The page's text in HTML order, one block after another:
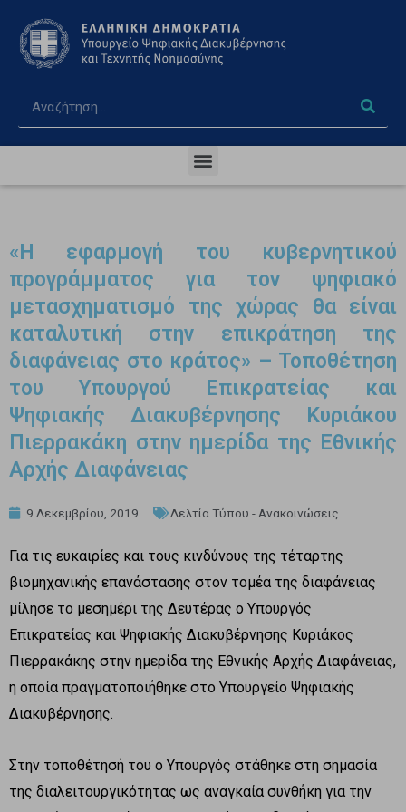
«Η εφαρμογή του κυβερνητικού
προγράμματος για τον ψηφιακό
μετασχηματισμό της χώρας θα είναι
καταλυτική στην επικράτηση της
διαφάνειας στο κράτος» – Τοποθέτηση
του Υπουργού Επικρατείας και
Ψηφιακής Διακυβέρνησης Κυριάκου
Πιερρακάκη στην ημερίδα της Εθνικής
Αρχής Διαφάνειας
9 Δεκεμβρίου, 2019 Δελτία Τύπου - Ανακοινώσεις
Για τις ευκαιρίες και τους κινδύνους της τέταρτης
βιομηχανικής επανάστασης στον τομέα της διαφάνειας
μίλησε το μεσημέρι της Δευτέρας ο Υπουργός
Επικρατείας και Ψηφιακής Διακυβέρνησης Κυριάκος
Πιερρακάκης στην ημερίδα της Εθνικής Αρχής Διαφάνειας,
η οποία πραγματοποιήθηκε στο Υπουργείο Ψηφιακής
Διακυβέρνησης.
Στην τοποθέτησή του ο Υπουργός στάθηκε στη σημασία
της διαλειτουργικότητας ως αναγκαία συνθήκη για την